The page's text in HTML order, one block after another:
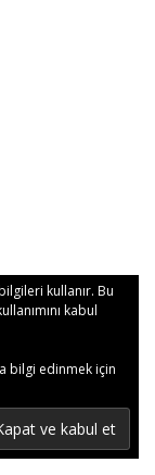
kullanır. Bu
kabul
bilgi edinmek için